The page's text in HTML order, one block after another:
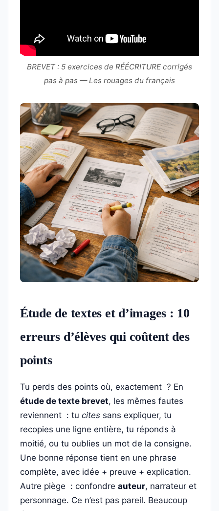
BREVET : 5 exercices de RÉÉCRITURE corrigés
pas à pas — Les rouages du français
Étude de textes et d’images : 10
erreurs d’élèves qui coûtent des
points
Tu perds des points où, exactement ? En
étude de texte brevet, les mêmes fautes
reviennent : tu cites sans expliquer, tu
recopies une ligne entière, tu réponds à
moitié, ou tu oublies un mot de la consigne.
Une bonne réponse tient en une phrase
complète, avec idée + preuve + explication.
Autre piège : confondre auteur, narrateur et
personnage. Ce n’est pas pareil. Beaucoup